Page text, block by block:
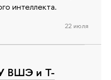
интеллекта.
22 июля
ВШЭ и Т-